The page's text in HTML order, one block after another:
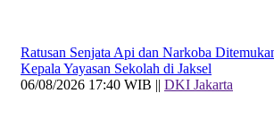
Ratusan Senjata Api dan Narkoba
Kepala Yayasan Sekolah di Jaksel
06/08/2026 17:40 WIB || DKI Jakarta